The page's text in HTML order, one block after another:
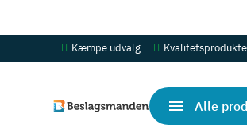
Kæmpe udvalg
Alle